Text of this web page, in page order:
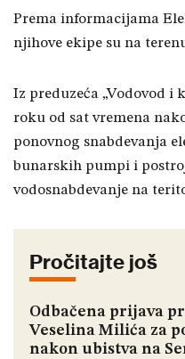
Prema informacijama
njihove ekipe su na
Iz preduzeća „Vodovod i
roku od sat vremena
ponovnog snabdevanja
bunarskih pumpi i
vodosnabdevanje na
Pročitajte još
Odbačena prijava
Veselina Milića za
nakon ubistva na